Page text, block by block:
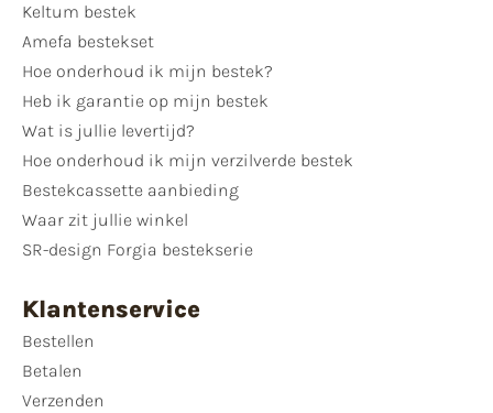
Keltum bestek
Amefa bestekset
Hoe onderhoud ik mijn bestek?
Heb ik garantie op mijn bestek
Wat is jullie levertijd?
Hoe onderhoud ik mijn verzilverde bestek
Bestekcassette aanbieding
Waar zit jullie winkel
SR-design Forgia bestekserie
Klantenservice
Bestellen
Betalen
Verzenden